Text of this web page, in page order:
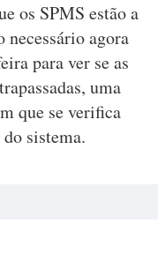
os SPMS estão a
agora
para ver se as
uma
que se verifica
sistema.